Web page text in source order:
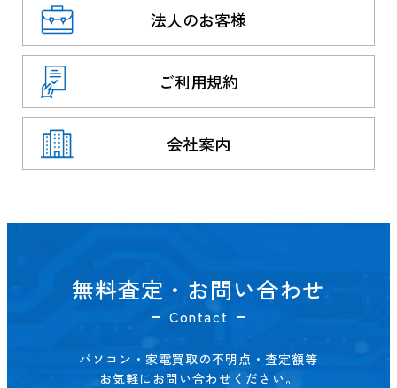
法人のお客様
ご利用規約
会社案内
無料査定・お問い合わせ
Contact
パソコン・家電買取の不明点・査定額等
お気軽にお問い合わせください。